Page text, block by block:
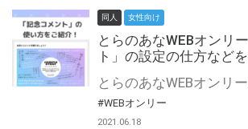
同人 女性向け
とらのあなWEBオンリ
ト」の設定の仕方など
#WEBオンリー
2021.06.18